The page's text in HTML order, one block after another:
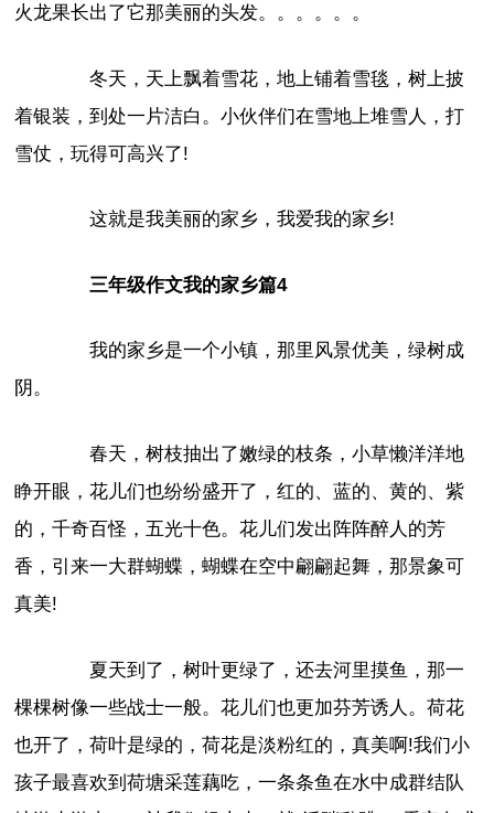
火龙果长出了它那美丽的头发。。。。。。
冬天，天上飘着雪花，地上铺着雪毯，树上披
着银装，到处一片洁白。小伙伴们在雪地上堆雪人，打
雪仗，玩得可高兴了!
这就是我美丽的家乡，我爱我的家乡!
三年级作文我的家乡篇4
我的家乡是一个小镇，那里风景优美，绿树成
阴。
春天，树枝抽出了嫩绿的枝条，小草懒洋洋地
睁开眼，花儿们也纷纷盛开了，红的、蓝的、黄的、紫
的，千奇百怪，五光十色。花儿们发出阵阵醉人的芳
香，引来一大群蝴蝶，蝴蝶在空中翩翩起舞，那景象可
真美!
夏天到了，树叶更绿了，还去河里摸鱼，那一
棵棵树像一些战士一般。花儿们也更加芬芳诱人。荷花
也开了，荷叶是绿的，荷花是淡粉红的，真美啊!我们小
孩子最喜欢到荷塘采莲藕吃，一条条鱼在水中成群结队